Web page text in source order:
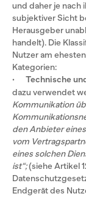
und daher je nach
subjektiver Sicht
Herausgeber
handelt). Die
Nutzer am
Kategorien:
· Technische
dazu verwendet
Kommunikation
den Anbieter
vom
eines solchen
ist“;(siehe Artikel
Endgerät des